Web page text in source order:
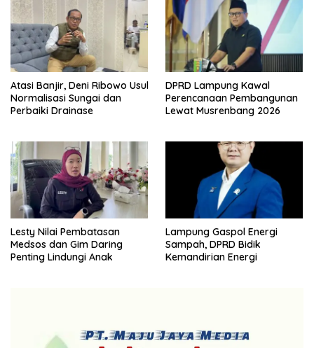
Atasi Banjir, Deni Ribowo Usul
Normalisasi Sungai dan
Perbaiki Drainase
DPRD Lampung Kawal
Perencanaan Pembangunan
Lewat Musrenbang 2026
Lesty Nilai Pembatasan
Medsos dan Gim Daring
Penting Lindungi Anak
Lampung Gaspol Energi
Sampah, DPRD Bidik
Kemandirian Energi